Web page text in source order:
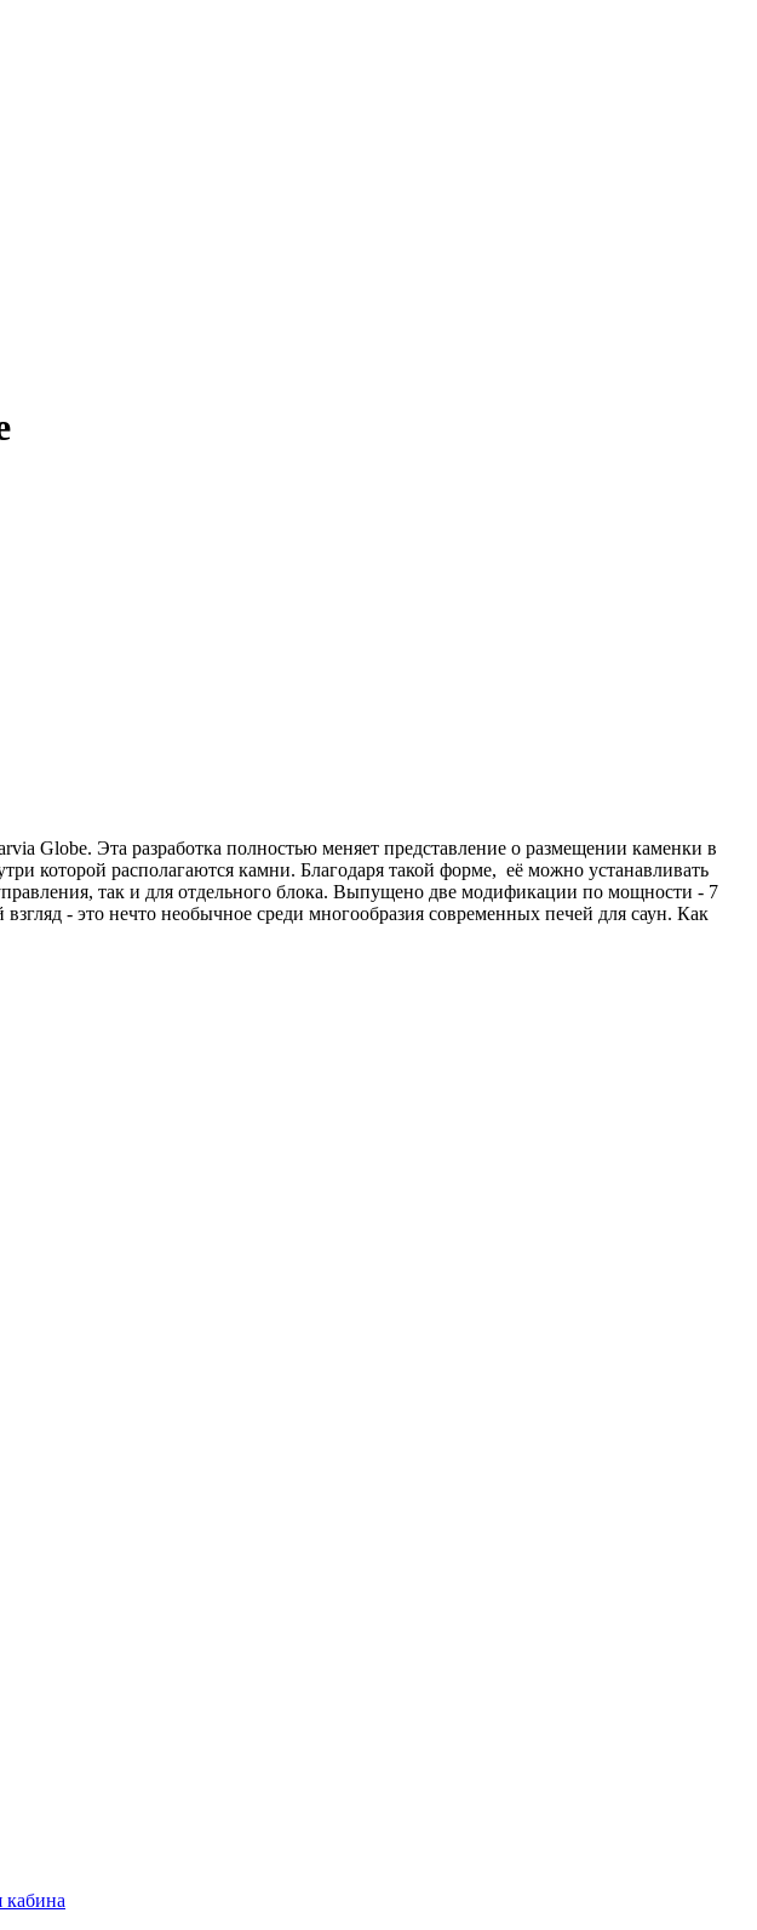
Globe. Эта разработка полностью меняет представление о размещении каменки в
которой располагаются камни. Благодаря такой форме, её можно устанавливать
так и для отдельного блока. Выпущено две модификации по мощности - 7
- это нечто необычное среди многообразия современных печей для саун. Как
кабина